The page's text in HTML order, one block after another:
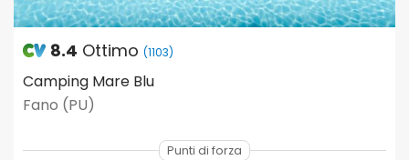
8.4 Ottimo (1103)
Camping Mare Blu
Fano (PU)
Punti di forza